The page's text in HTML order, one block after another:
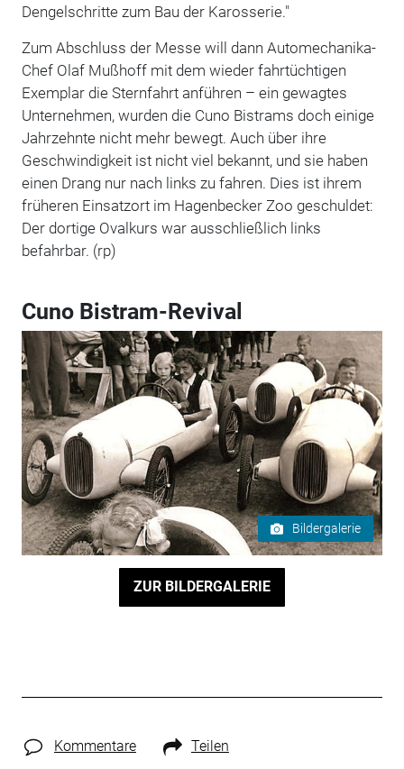
Dengelschritte zum Bau der Karosserie."
Zum Abschluss der Messe will dann Automechanika-
Chef Olaf Mußhoff mit dem wieder fahrtüchtigen
Exemplar die Sternfahrt anführen – ein gewagtes
Unternehmen, wurden die Cuno Bistrams doch einige
Jahrzehnte nicht mehr bewegt. Auch über ihre
Geschwindigkeit ist nicht viel bekannt, und sie haben
einen Drang nur nach links zu fahren. Dies ist ihrem
früheren Einsatzort im Hagenbecker Zoo geschuldet:
Der dortige Ovalkurs war ausschließlich links
befahrbar. (rp)
Cuno Bistram-Revival
Bildergalerie
ZUR BILDERGALERIE
Kommentare Teilen